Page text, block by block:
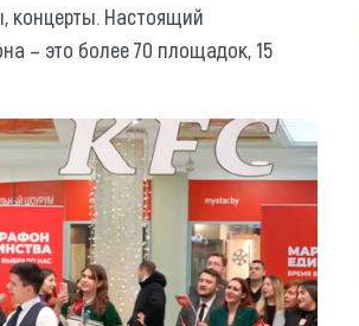
концерты. Настоящий
– это более 70 площадок, 15